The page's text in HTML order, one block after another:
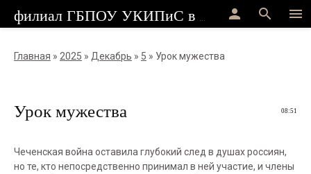
menu
search
person
Главная » 2025 » Декабрь » 5 » Урок мужества
08:51
Урок мужества
Чеченская война оставила глубокий след в душах россиян,
но те, кто непосредственно принимал в ней участие, и члены